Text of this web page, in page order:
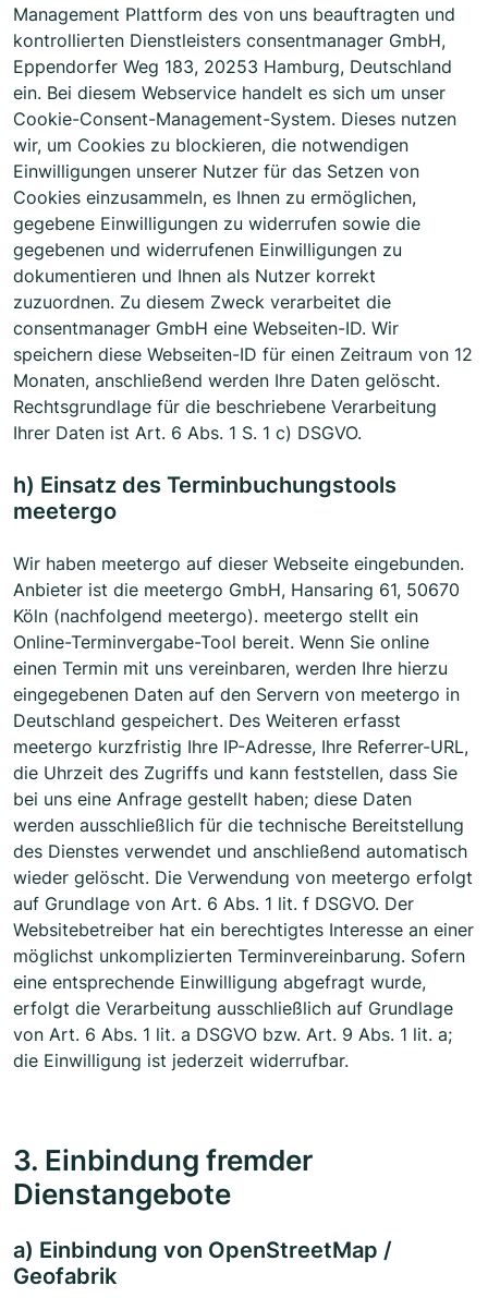
Management Plattform des von uns beauftragten und
kontrollierten Dienstleisters consentmanager GmbH,
Eppendorfer Weg 183, 20253 Hamburg, Deutschland
ein. Bei diesem Webservice handelt es sich um unser
Cookie-Consent-Management-System. Dieses nutzen
wir, um Cookies zu blockieren, die notwendigen
Einwilligungen unserer Nutzer für das Setzen von
Cookies einzusammeln, es Ihnen zu ermöglichen,
gegebene Einwilligungen zu widerrufen sowie die
gegebenen und widerrufenen Einwilligungen zu
dokumentieren und Ihnen als Nutzer korrekt
zuzuordnen. Zu diesem Zweck verarbeitet die
consentmanager GmbH eine Webseiten-ID. Wir
speichern diese Webseiten-ID für einen Zeitraum von 12
Monaten, anschließend werden Ihre Daten gelöscht.
Rechtsgrundlage für die beschriebene Verarbeitung
Ihrer Daten ist Art. 6 Abs. 1 S. 1 c) DSGVO.
h) Einsatz des Terminbuchungstools
meetergo
Wir haben meetergo auf dieser Webseite eingebunden.
Anbieter ist die meetergo GmbH, Hansaring 61, 50670
Köln (nachfolgend meetergo). meetergo stellt ein
Online-Terminvergabe-Tool bereit. Wenn Sie online
einen Termin mit uns vereinbaren, werden Ihre hierzu
eingegebenen Daten auf den Servern von meetergo in
Deutschland gespeichert. Des Weiteren erfasst
meetergo kurzfristig Ihre IP-Adresse, Ihre Referrer-URL,
die Uhrzeit des Zugriffs und kann feststellen, dass Sie
bei uns eine Anfrage gestellt haben; diese Daten
werden ausschließlich für die technische Bereitstellung
des Dienstes verwendet und anschließend automatisch
wieder gelöscht. Die Verwendung von meetergo erfolgt
auf Grundlage von Art. 6 Abs. 1 lit. f DSGVO. Der
Websitebetreiber hat ein berechtigtes Interesse an einer
möglichst unkomplizierten Terminvereinbarung. Sofern
eine entsprechende Einwilligung abgefragt wurde,
erfolgt die Verarbeitung ausschließlich auf Grundlage
von Art. 6 Abs. 1 lit. a DSGVO bzw. Art. 9 Abs. 1 lit. a;
die Einwilligung ist jederzeit widerrufbar.
3. Einbindung fremder
Dienstangebote
a) Einbindung von OpenStreetMap /
Geofabrik